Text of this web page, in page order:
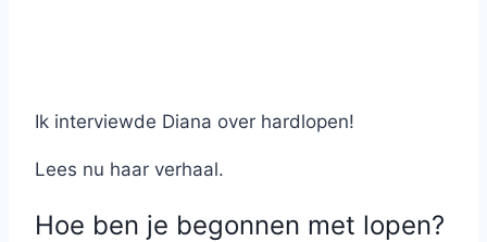
Ik interviewde Diana over hardlopen!
Lees nu haar verhaal.
Hoe ben je begonnen met lopen?